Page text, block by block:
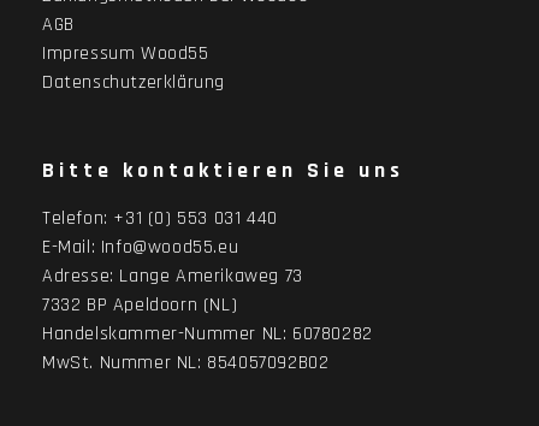
AGB
Impressum Wood55
Datenschutzerklärung
Bitte kontaktieren Sie uns
Telefon: +31 (0) 553 031 440
E-Mail: Info@wood55.eu
Adresse: Lange Amerikaweg 73
7332 BP Apeldoorn (NL)
Handelskammer-Nummer NL: 60780282
MwSt. Nummer NL: 854057092B02